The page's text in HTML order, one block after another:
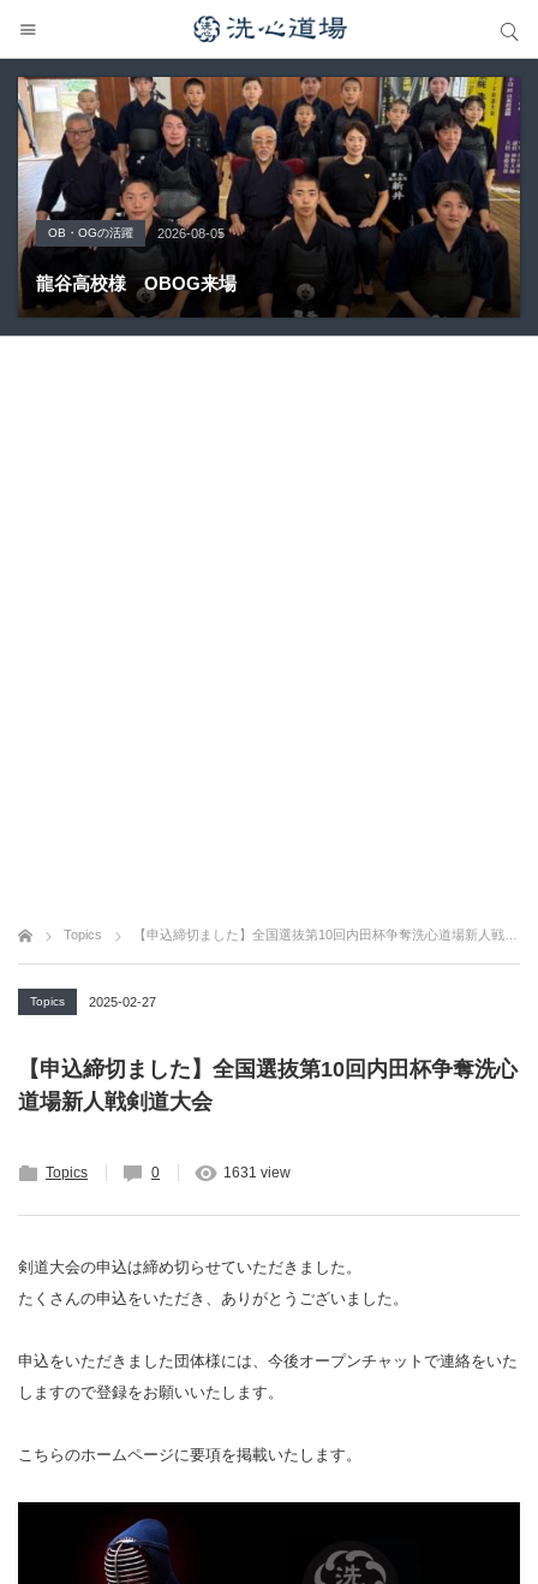
OB・OGの活躍 2026-08-05
龍谷高校様 OBOG来場
Topics 2026-08-05
広島県青春英龍館道場来場
大会の結果 2026-07-31
愛知県の星城高校へ出稽古
大会の結果 2026-07-25
第80回愛知県中学校総合体育大会・地区予選
大会の結果 2026-07-22
第136回愛知県剣道道場連盟研修会トーナメント戦
Topics 【申込締切ました】全国選抜第10回内田杯争奪洗心道場新人戦剣道大会
Topics 2025-02-27
【申込締切ました】全国選抜第10回内田杯争奪洗心
道場新人戦剣道大会
Topics 0 1631 view
剣道大会の申込は締め切らせていただきました。
たくさんの申込をいただき、ありがとうございました。
申込をいただきました団体様には、今後オープンチャットで連絡をいた
しますので登録をお願いいたします。
こちらのホームページに要項を掲載いたします。
サイト内検索